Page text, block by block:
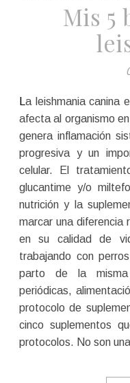
Mis 5
La leishmania canina es una enfermedad compleja que
afecta al organismo
genera inflamación
progresiva y un
celular. El
glucantime y/o
nutrición y la
marcar una diferencia
en su calidad de
trabajando con
parto de la
periódicas,
protocolo de
cinco suplementos
protocolos. No son